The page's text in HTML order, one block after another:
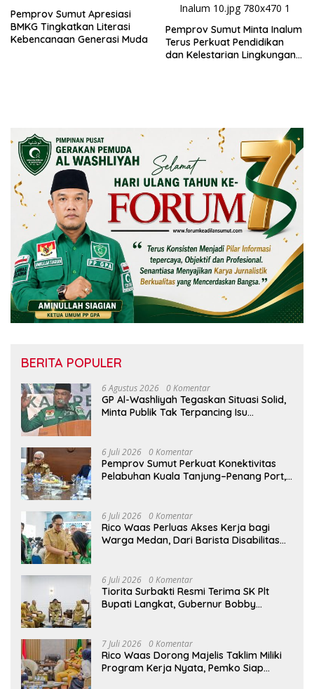
Pemprov Sumut Apresiasi
BMKG Tingkatkan Literasi
Kebencanaan Generasi Muda
Pemprov Sumut Minta Inalum
Terus Perkuat Pendidikan
dan Kelestarian Lingkungan
BERITA POPULER
6 Agustus 2026 0 Komentar
GP Al-Washliyah Tegaskan Situasi Solid,
Minta Publik Tak Terpancing Isu
6 Juli 2026 0 Komentar
Pemprov Sumut Perkuat Konektivitas
Pelabuhan Kuala Tanjung–Penang Port,
6 Juli 2026 0 Komentar
Rico Waas Perluas Akses Kerja bagi
Warga Medan, Dari Barista Disabilitas
6 Juli 2026 0 Komentar
Tiorita Surbakti Resmi Terima SK Plt
Bupati Langkat, Gubernur Bobby
7 Juli 2026 0 Komentar
Rico Waas Dorong Majelis Taklim Miliki
Program Kerja Nyata, Pemko Siap